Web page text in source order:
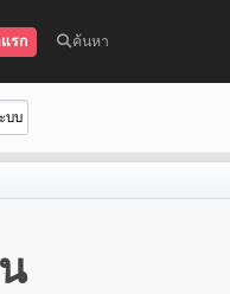
รก ค้นหา